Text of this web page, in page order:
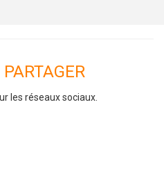
les réseaux sociaux.